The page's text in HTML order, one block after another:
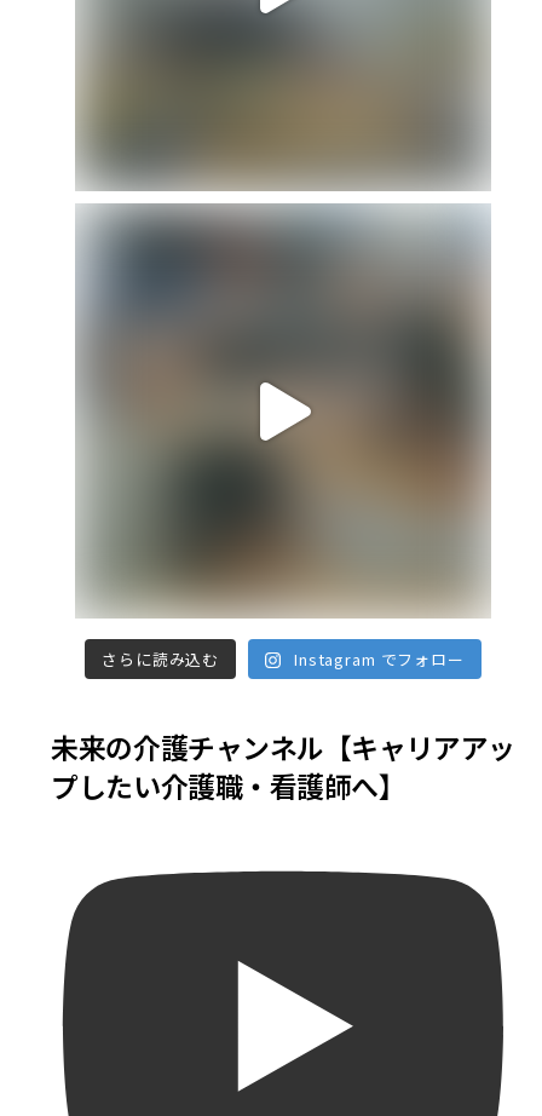
さらに読み込む Instagram でフォロー
未来の介護チャンネル【キャリアアッ
プしたい介護職・看護師へ】